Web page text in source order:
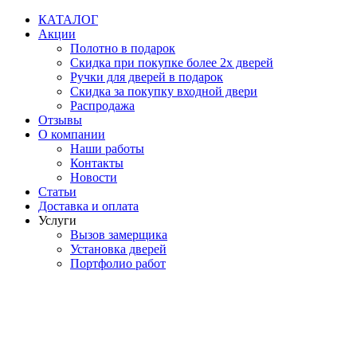
Перейти
содержимому
КАТАЛОГ
Акции
Полотно в подарок
Скидка при покупке более 2х дверей
Ручки для дверей в подарок
Скидка за покупку входной двери
Распродажа
Отзывы
О компании
Наши работы
Контакты
Новости
Статьи
Доставка и оплата
Услуги
Вызов замерщика
Установка дверей
Портфолио работ